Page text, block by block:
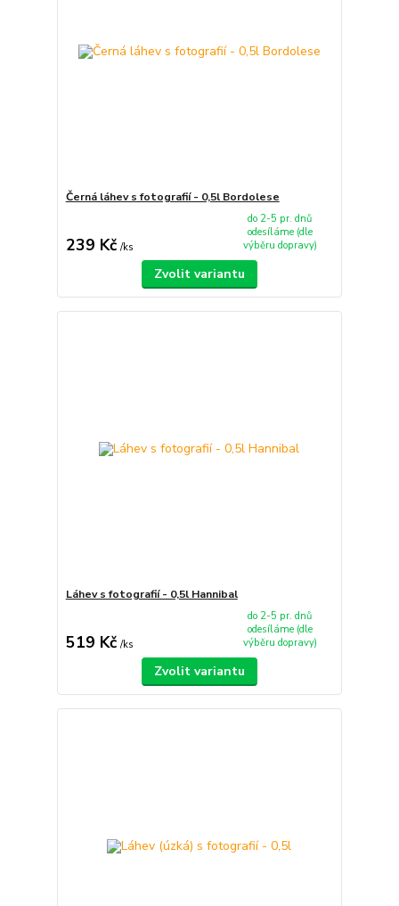
Černá láhev s fotografií - 0,5l Bordolese
239 Kč /ks
do 2-5 pr. dnů
odesíláme (dle
výběru dopravy)
Zvolit variantu
Láhev s fotografií - 0,5l Hannibal
519 Kč /ks
do 2-5 pr. dnů
odesíláme (dle
výběru dopravy)
Zvolit variantu